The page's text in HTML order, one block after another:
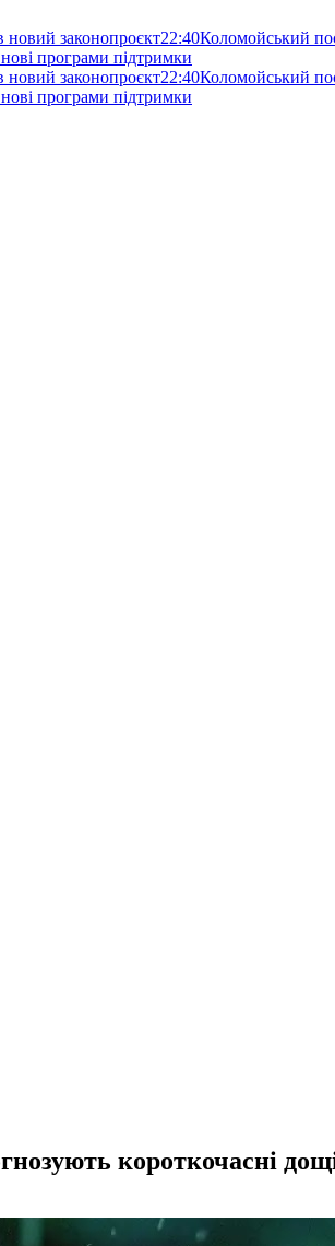
новий законопроєкт22:40Коломойський
програми підтримки
новий законопроєкт22:40Коломойський
програми підтримки
короткочасні